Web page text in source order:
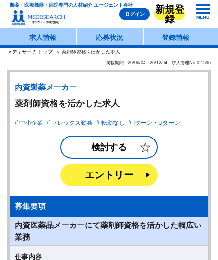
製薬・医療機器・病院専門の人材紹介 エージェント会社
ログイン
新規登
録
MENU
求人情報 応募状況 登録情報
メディサーチ トップ 薬剤師資格を活かした求人
掲載期間：26/06/04～26/12/04 求人管理No.011596
内資製薬メーカー
薬剤師資格を活かした求人
中小企業 フレックス勤務 転勤なし Iターン・Uターン
検討する
エントリー
募集要項
内資医薬品メーカーにて薬剤師資格を活かした幅広い
業務
仕事内容